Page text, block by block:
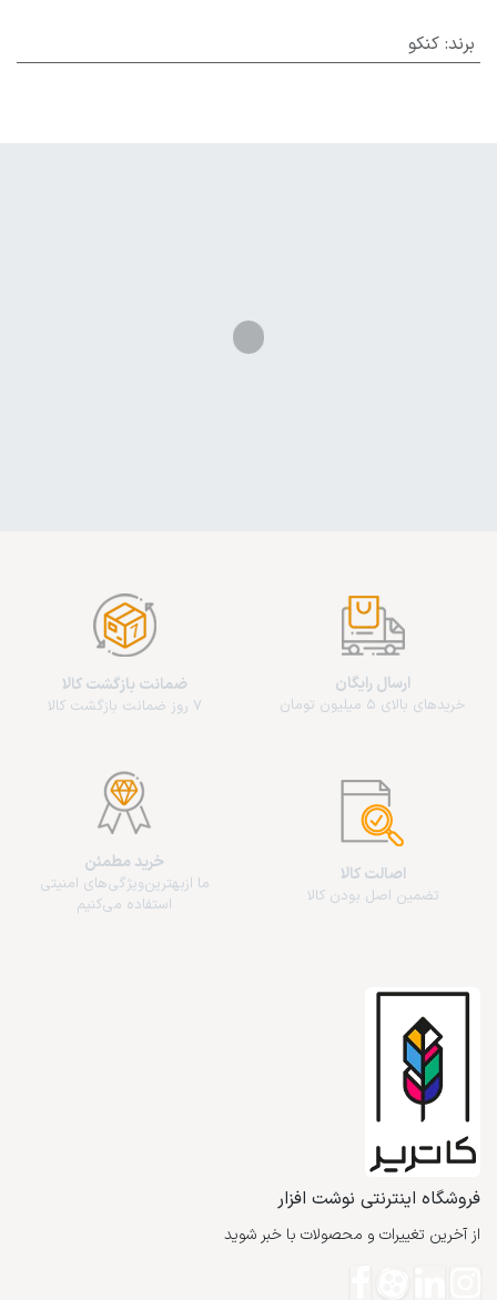
برند: کنکو
ارسال رایگان
خریدهای بالای 5 میلیون تومان
ضمانت بازگشت کالا
7 روز ضمانت بازگشت کالا
اصالت کالا
تضمین اصل بودن کالا
خرید مطمئن
ما از‌بهترین‌ویژگی‌های امنیتی
استفاده می‌کنیم
فروشگاه اینترنتی نوشت افزار
از آخرین تغییرات و محصولات با خبر شوید